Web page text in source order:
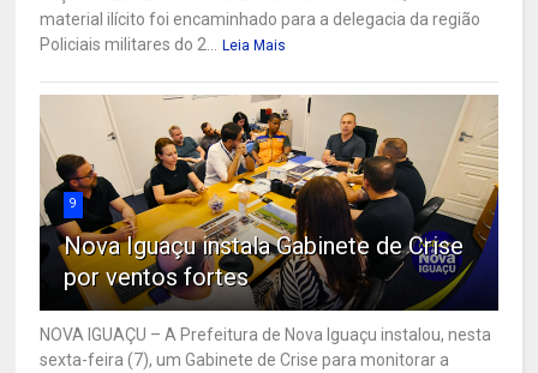
material ilícito foi encaminhado para a delegacia da região
Policiais militares do 2...
Leia Mais
9
Nova Iguaçu instala Gabinete de Crise
por ventos fortes
NOVA IGUAÇU – A Prefeitura de Nova Iguaçu instalou, nesta
sexta-feira (7), um Gabinete de Crise para monitorar a